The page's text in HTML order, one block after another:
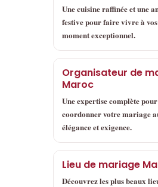
Une cuisine raffinée et une
festive pour faire vivre à
moment exceptionnel.
Organisateur de
Maroc
Une expertise complète
coordonner votre mariage
élégance et exigence.
Lieu de mariage
Découvrez les plus beaux